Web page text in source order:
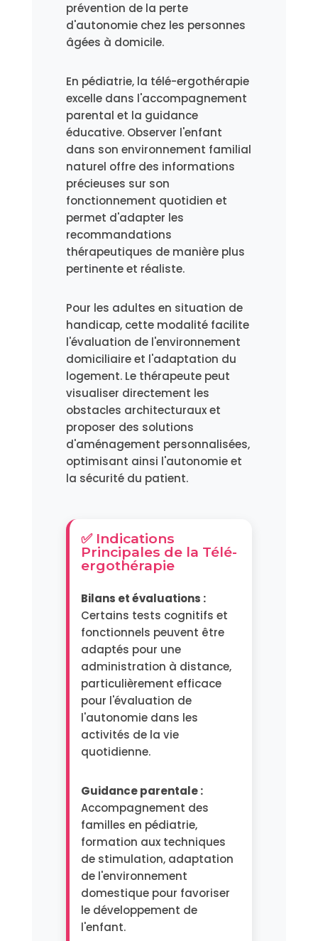
prévention de la perte
d'autonomie chez les personnes
âgées à domicile.
En pédiatrie, la télé-ergothérapie
excelle dans l'accompagnement
parental et la guidance
éducative. Observer l'enfant
dans son environnement familial
naturel offre des informations
précieuses sur son
fonctionnement quotidien et
permet d'adapter les
recommandations
thérapeutiques de manière plus
pertinente et réaliste.
Pour les adultes en situation de
handicap, cette modalité facilite
l'évaluation de l'environnement
domiciliaire et l'adaptation du
logement. Le thérapeute peut
visualiser directement les
obstacles architecturaux et
proposer des solutions
d'aménagement personnalisées,
optimisant ainsi l'autonomie et
la sécurité du patient.
✅ Indications
Principales de la Télé-
ergothérapie
Bilans et évaluations :
Certains tests cognitifs et
fonctionnels peuvent être
adaptés pour une
administration à distance,
particulièrement efficace
pour l'évaluation de
l'autonomie dans les
activités de la vie
quotidienne.
Guidance parentale :
Accompagnement des
familles en pédiatrie,
formation aux techniques
de stimulation, adaptation
de l'environnement
domestique pour favoriser
le développement de
l'enfant.